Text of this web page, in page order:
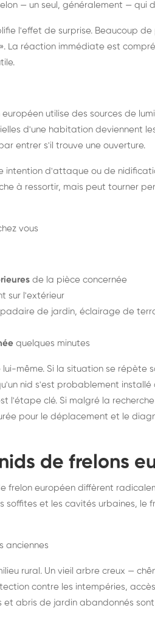
— un seul, généralement — qui
l'effet de surprise. Beaucoup
La réaction immédiate est
utilise des sources de
d'une habitation deviennent
entrer s'il trouve une ouverture.
intention d'attaque ou de
à ressortir, mais peut tourner
vous
de la pièce concernée
sur l'extérieur
de jardin, éclairage de
quelques minutes
même. Si la situation se répète
nid s'est probablement
l'étape clé. Si malgré la
pour le déplacement et le
de frelons
frelon européen diffèrent
soffites et les cavités urbaines, le
anciennes
rural. Un vieil arbre creux —
contre les intempéries,
abris de jardin abandonnés